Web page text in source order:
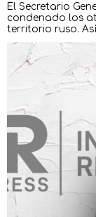
El Secretario
condenado los
territorio ruso.